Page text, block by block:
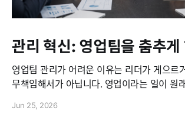
관리 혁신: 영업팀을 춤추게
영업팀 관리가 어려운 이유는 리더가 게으르
무책임해서가 아닙니다. 영업이라는 일이 원래 ‘확실하지 않은
Jun 25, 2026